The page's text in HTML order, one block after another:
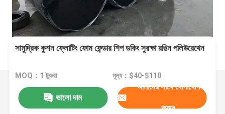
সামুদ্রিক কুশন ফ্লোটিং ফোম ফেন্ডার শিপ ডকিং সুরক্ষা রঙিন পলিউরেথেন
MOQ：1 টুকরা মূল্য：$40-$110
ভালো দাম
আমাদের সাথে যোগাযোগ
করুন